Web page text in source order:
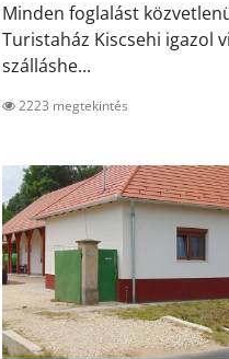
Minden foglalást
Turistaház Kiscsehi igazol
szálláshe...
2223 megtekintés